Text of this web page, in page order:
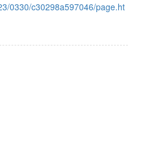
0330/c30298a597046/page.ht